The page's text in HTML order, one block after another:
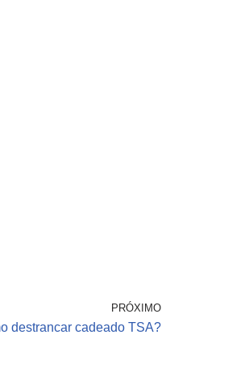
PRÓXIMO
destrancar cadeado TSA?